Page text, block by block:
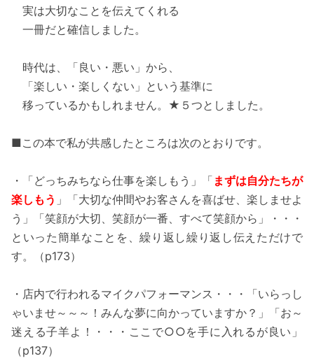
実は大切なことを伝えてくれる
一冊だと確信しました。
時代は、「良い・悪い」から、
「楽しい・楽しくない」という基準に
移っているかもしれません。★５つとしました。
■この本で私が共感したところは次のとおりです。
・「どっちみちなら仕事を楽しもう」「 まずは自分たちが
楽しもう 」「大切な仲間やお客さんを喜ばせ、楽しませよ
う」「笑顔が大切、笑顔が一番、すべて笑顔から」・・・
といった簡単なことを、繰り返し繰り返し伝えただけで
す。（p173）
・店内で行われるマイクパフォーマンス・・・「いらっし
ゃいませ～～～！みんな夢に向かっていますか？」「お～
迷える子羊よ！・・・ここで○○を手に入れるが良い」
（p137）